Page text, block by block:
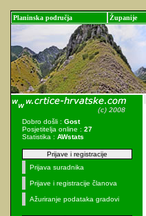
Planinska područja Županije
Dobro došli : Gost
Posjetitelja online : 27
Statistika : AWstats
Prijave i registracije
Prijava suradnika
Prijave i registracije članova
Ažuriranje podataka gradovi